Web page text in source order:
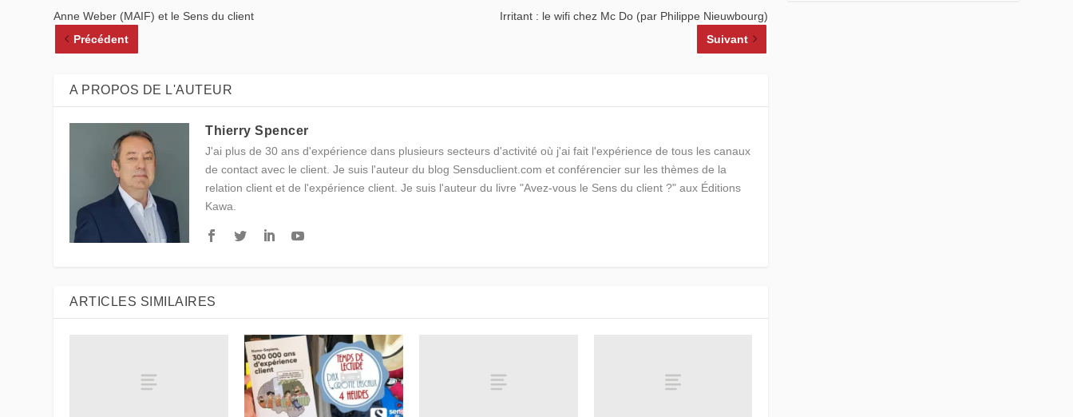
Anne Weber (MAIF) et le Sens du client
Précédent
Irritant : le wifi chez Mc Do (par Philippe Nieuwbourg)
Suivant
A PROPOS DE L'AUTEUR
Thierry Spencer
J'ai plus de 30 ans d'expérience dans plusieurs secteurs d'activité où j'ai fait l'expérience de tous les canaux
de contact avec le client. Je suis l'auteur du blog Sensduclient.com et conférencier sur les thèmes de la
relation client et de l'expérience client. Je suis l'auteur du livre "Avez-vous le Sens du client ?" aux Éditions
Kawa.
ARTICLES SIMILAIRES